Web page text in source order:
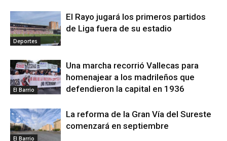
Deportes
El Rayo jugará los primeros partidos
de Liga fuera de su estadio
El Barrio
Una marcha recorrió Vallecas para
homenajear a los madrileños que
defendieron la capital en 1936
El Barrio
La reforma de la Gran Vía del Sureste
comenzará en septiembre